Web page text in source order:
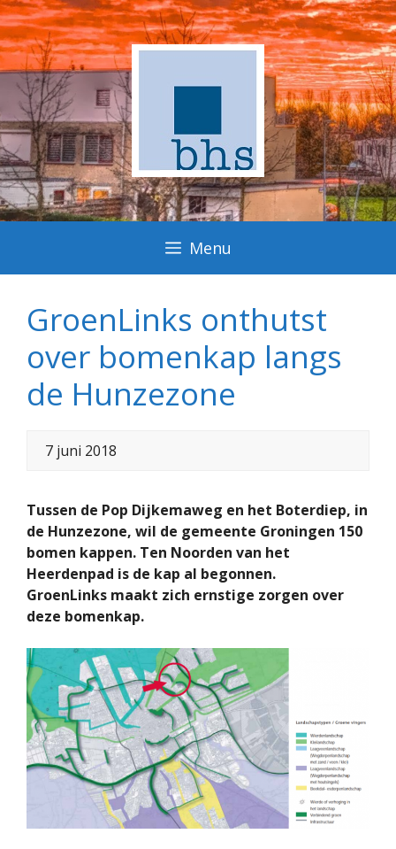
Ga
naar
de
inhoud
Menu
GroenLinks onthutst
over bomenkap langs
de Hunzezone
7 juni 2018
Tussen de Pop Dijkemaweg en het Boterdiep, in
de Hunzezone, wil de gemeente Groningen 150
bomen kappen. Ten Noorden van het
Heerdenpad is de kap al begonnen.
GroenLinks maakt zich ernstige zorgen over
deze bomenkap.